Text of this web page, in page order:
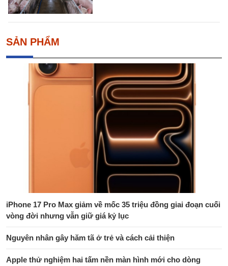
SẢN PHẨM
iPhone 17 Pro Max giảm về mốc 35 triệu đồng giai đoạn cuối
vòng đời nhưng vẫn giữ giá kỷ lục
Nguyên nhân gây hăm tã ở trẻ và cách cải thiện
Apple thử nghiệm hai tấm nền màn hình mới cho dòng